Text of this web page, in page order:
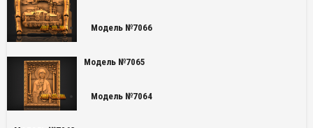
Модель №7066
Модель №7065
Модель №7064